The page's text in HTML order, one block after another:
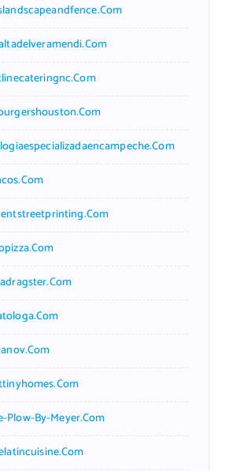
Plow-By-Meyer.com